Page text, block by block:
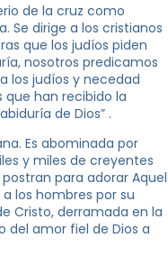
de la cruz como
Se dirige a los cristianos
que los judíos piden
nosotros predicamos
los judíos y necedad
que han recibido la
de Dios” .
Es abominada por
y miles de creyentes
para adorar Aquel
los hombres por su
Cristo, derramada en la
del amor fiel de Dios a